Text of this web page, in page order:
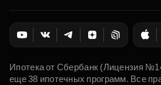
Ипотека от Сбербанк (Лицензия
еще 38 ипотечных программ. Все